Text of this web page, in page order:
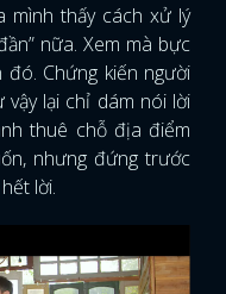
mình thấy cách xử lý
nữa. Xem mà bực
Chứng kiến người
vậy lại chỉ dám nói lời
thuê chỗ địa điểm
nhưng đứng trước
lời.